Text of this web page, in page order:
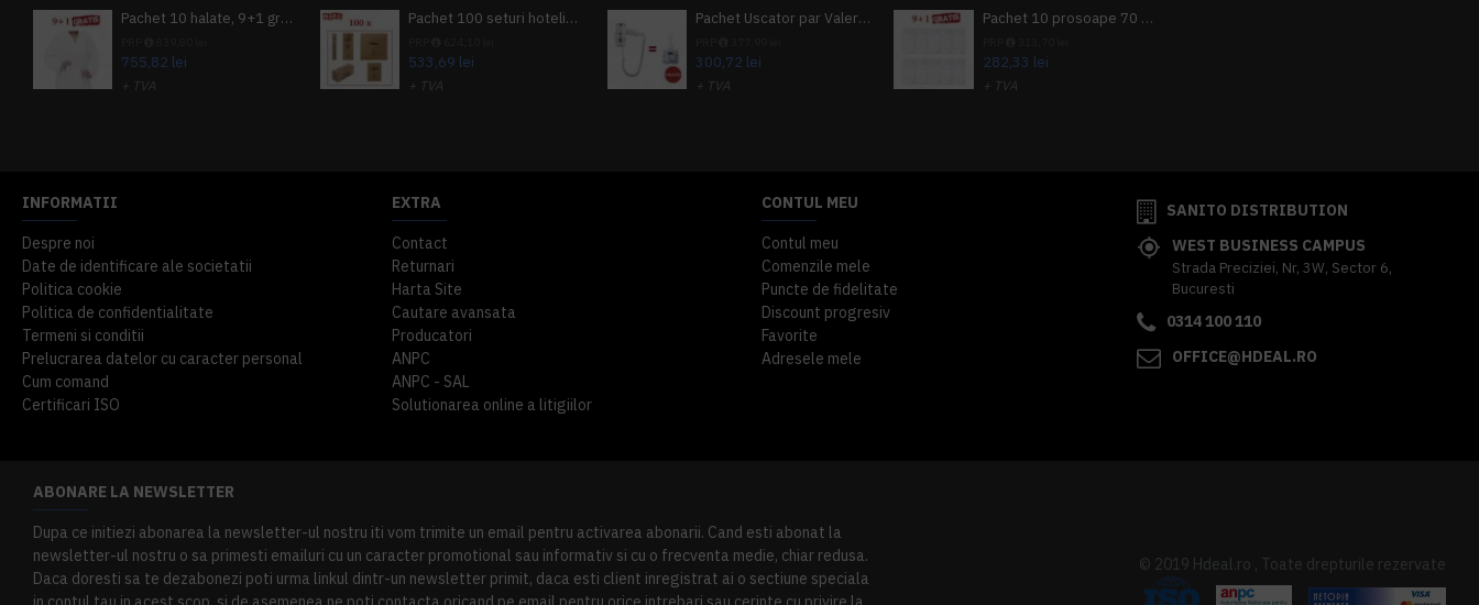
Pachet 10 halate, 9+1 gratuit
755,82 lei
+ TVA
Pachet 100 seturi hoteliere, set dentar, set barbierit, casca de dus, pila unghii, set cusut
533,69 lei
+ TVA
Pachet Uscator par Valera Action Super Plus + GRATUIT Sampon si gel de dus Tork
300,72 lei
+ TVA
Pachet 10 prosoape 70 x 140cm 9 + 1 gratuit
282,33 lei
+ TVA
INFORMATII
Despre noi
Date de identificare ale societatii
Politica cookie
Politica de confidentialitate
Termeni si conditii
Prelucrarea datelor cu caracter personal
Cum comand
Certificari ISO
EXTRA
Contact
Returnari
Harta Site
Cautare avansata
Producatori
ANPC
ANPC - SAL
Solutionarea online a litigiilor
CONTUL MEU
Contul meu
Comenzile mele
Puncte de fidelitate
Discount progresiv
Favorite
Adresele mele
SANITO DISTRIBUTION
WEST BUSINESS CAMPUS
Strada Preciziei, Nr, 3W, Sector 6,
Bucuresti
0314 100 110
OFFICE@HDEAL.RO
ABONARE LA NEWSLETTER
Dupa ce initiezi abonarea la newsletter-ul nostru iti vom trimite un email pentru activarea abonarii. Cand esti abonat la
newsletter-ul nostru o sa primesti emailuri cu un caracter promotional sau informativ si cu o frecventa medie, chiar redusa.
Daca doresti sa te dezabonezi poti urma linkul dintr-un newsletter primit, daca esti client inregistrat ai o sectiune speciala
© 2019 Hdeal.ro , Toate drepturile rezervate